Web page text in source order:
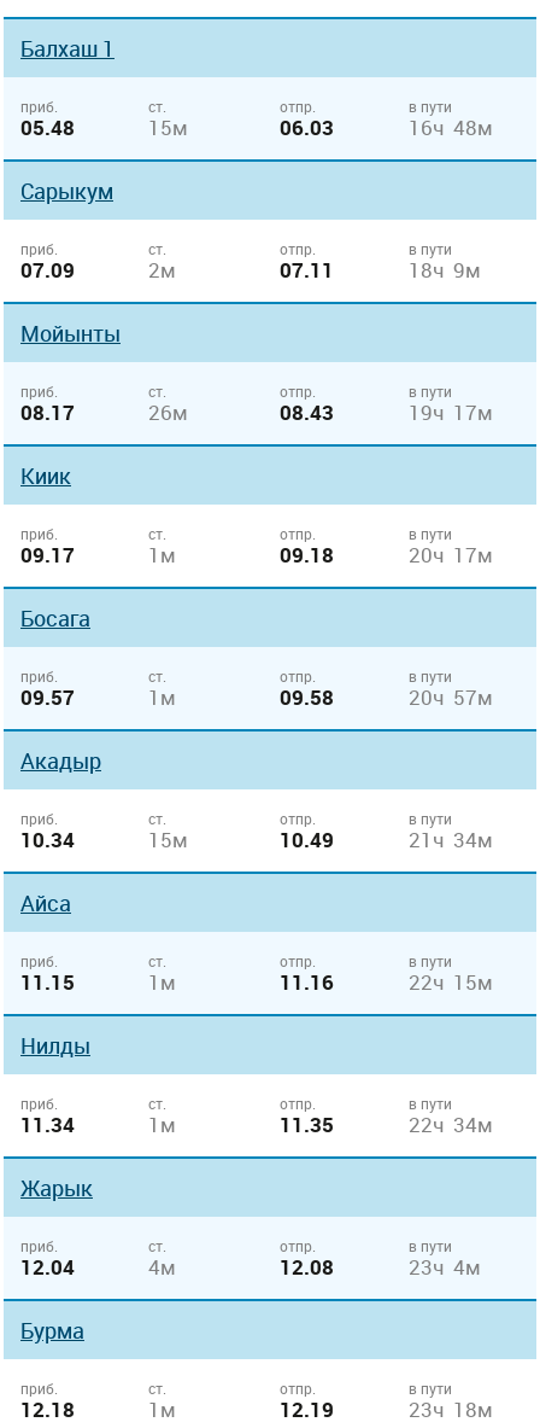
Балхаш 1
приб.
05.48
ст.
15м
отпр.
06.03
в пути
16ч 48м
Сарыкум
приб.
07.09
ст.
2м
отпр.
07.11
в пути
18ч 9м
Мойынты
приб.
08.17
ст.
26м
отпр.
08.43
в пути
19ч 17м
Киик
приб.
09.17
ст.
1м
отпр.
09.18
в пути
20ч 17м
Босага
приб.
09.57
ст.
1м
отпр.
09.58
в пути
20ч 57м
Акадыр
приб.
10.34
ст.
15м
отпр.
10.49
в пути
21ч 34м
Айса
приб.
11.15
ст.
1м
отпр.
11.16
в пути
22ч 15м
Нилды
приб.
11.34
ст.
1м
отпр.
11.35
в пути
22ч 34м
Жарык
приб.
12.04
ст.
4м
отпр.
12.08
в пути
23ч 4м
Бурма
приб.
12.18
ст.
1м
отпр.
12.19
в пути
23ч 18м